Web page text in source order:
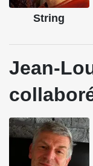
String
Jean-